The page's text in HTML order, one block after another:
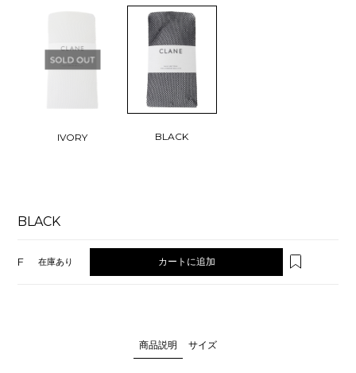
IVORY BLACK
BLACK
F 在庫あり カートに追加
商品説明 サイズ